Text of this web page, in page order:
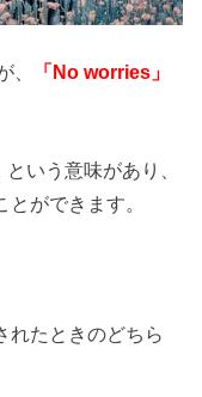
、
「No worries」
という意味があり、
とができます。
れたときのどちら